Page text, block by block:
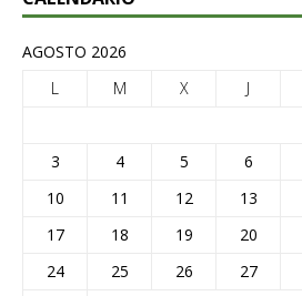
AGOSTO 2026
L
M X J
3
4 5 6
10
11 12 13
17
18 19 20
24
25 26 27